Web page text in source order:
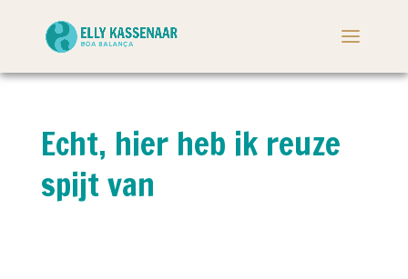
Echt, hier heb ik reuze
spijt van